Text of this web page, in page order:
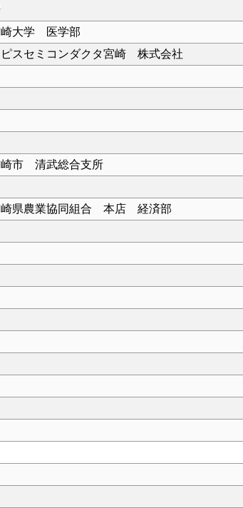
大学 医学部
スセミコンダクタ宮崎 株式会社
市 清武総合支所
県農業協同組合 本店 経済部